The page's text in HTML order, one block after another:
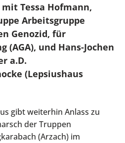
Tessa Hofmann,
Arbeitsgruppe
Genozid, für
(AGA), und Hans-Jochen
a.D.
(Lepsiushaus
gibt weiterhin Anlass zu
der Truppen
(Arzach) im